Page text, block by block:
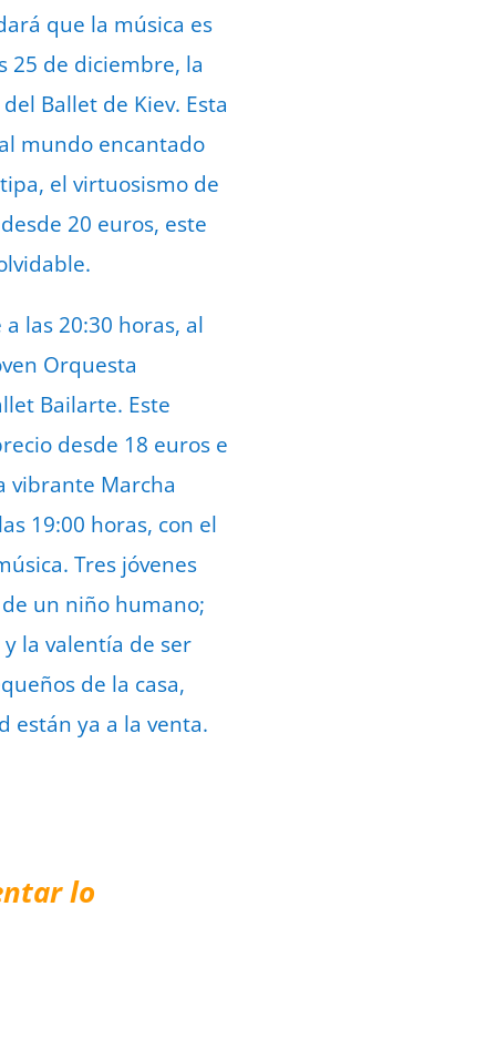
que la música es
25 de diciembre, la
Ballet de Kiev. Esta
mundo encantado
el virtuosismo de
20 euros, este
las 20:30 horas, al
Orquesta
Bailarte. Este
desde 18 euros e
vibrante Marcha
19:00 horas, con el
Tres jóvenes
un niño humano;
la valentía de ser
de la casa,
están ya a la venta.
lo